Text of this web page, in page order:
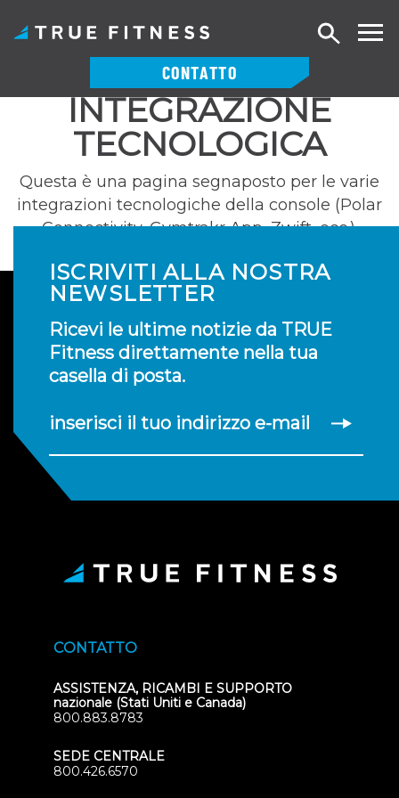
CONTATTO
Ricerca
INTEGRAZIONE
TECNOLOGICA
Questa è una pagina segnaposto per le varie
integrazioni tecnologiche della console (Polar
Connectivity, Gymtrakr App, Zwift, ecc.).
ISCRIVITI ALLA NOSTRA
NEWSLETTER
Ricevi le ultime notizie da TRUE
Fitness direttamente nella tua
casella di posta.
inserisci il tuo indirizzo e-mail
CONTATTO
ASSISTENZA, RICAMBI E SUPPORTO
nazionale (Stati Uniti e Canada)
800.883.8783
SEDE CENTRALE
800.426.6570